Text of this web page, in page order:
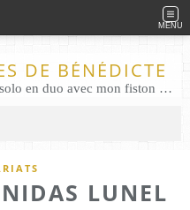
MENU
DE BÉNÉDICTE
Des gourmandises sans gluten en solo en duo avec mon fiston . Salé comme Sucré sans gluten éco responsable Les Gourmandises de Bénédicte gâteau produits locaux
LUNEL